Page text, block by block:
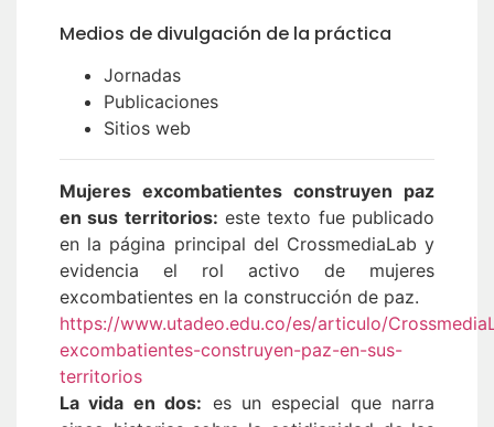
Medios de divulgación de la práctica
Jornadas
Publicaciones
Sitios web
Mujeres excombatientes construyen paz
en sus territorios: este texto fue publicado
en la página principal del CrossmediaLab y
evidencia el rol activo de mujeres
excombatientes en la construcción de paz.
https://www.utadeo.edu.co/es/articulo/
excombatientes-construyen-paz-en-sus-
territorios
La vida en dos: es un especial que narra